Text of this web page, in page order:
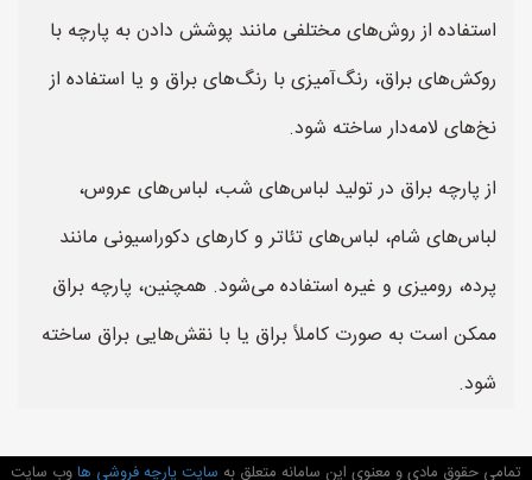
استفاده از روش‌های مختلفی مانند پوشش دادن به پارچه با
روکش‌های براق، رنگ‌آمیزی با رنگ‌های براق و یا استفاده از
نخ‌های لامه‌دار ساخته شود.
از پارچه براق در تولید لباس‌های شب، لباس‌های عروس،
لباس‌های شام، لباس‌های تئاتر و کارهای دکوراسیونی مانند
پرده، رومیزی و غیره استفاده می‌شود. همچنین، پارچه براق
ممکن است به صورت کاملاً براق یا با نقش‌هایی براق ساخته
شود.
تمامی حقوق مادی و معنوی این سامانه متعلق به سایت پارچه فروشی هاوب سایت